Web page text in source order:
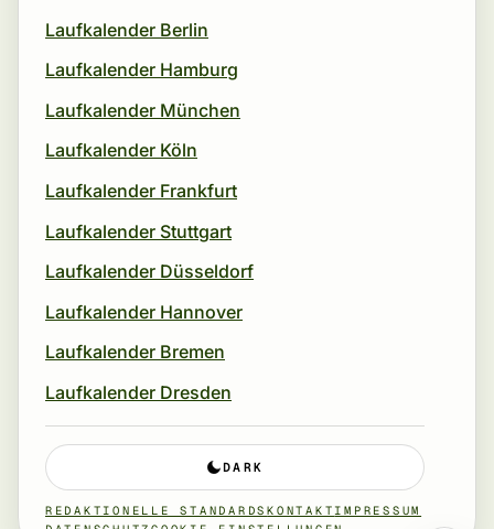
Laufkalender Berlin
Laufkalender Hamburg
Laufkalender München
Laufkalender Köln
Laufkalender Frankfurt
Laufkalender Stuttgart
Laufkalender Düsseldorf
Laufkalender Hannover
Laufkalender Bremen
Laufkalender Dresden
DARK
REDAKTIONELLE STANDARDSKONTAKTIMPRESSUM